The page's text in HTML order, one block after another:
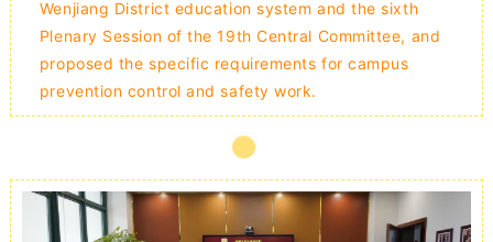
Wenjiang District education system and the sixth
Plenary Session of the 19th Central Committee, and
proposed the specific requirements for campus
prevention control and safety work.